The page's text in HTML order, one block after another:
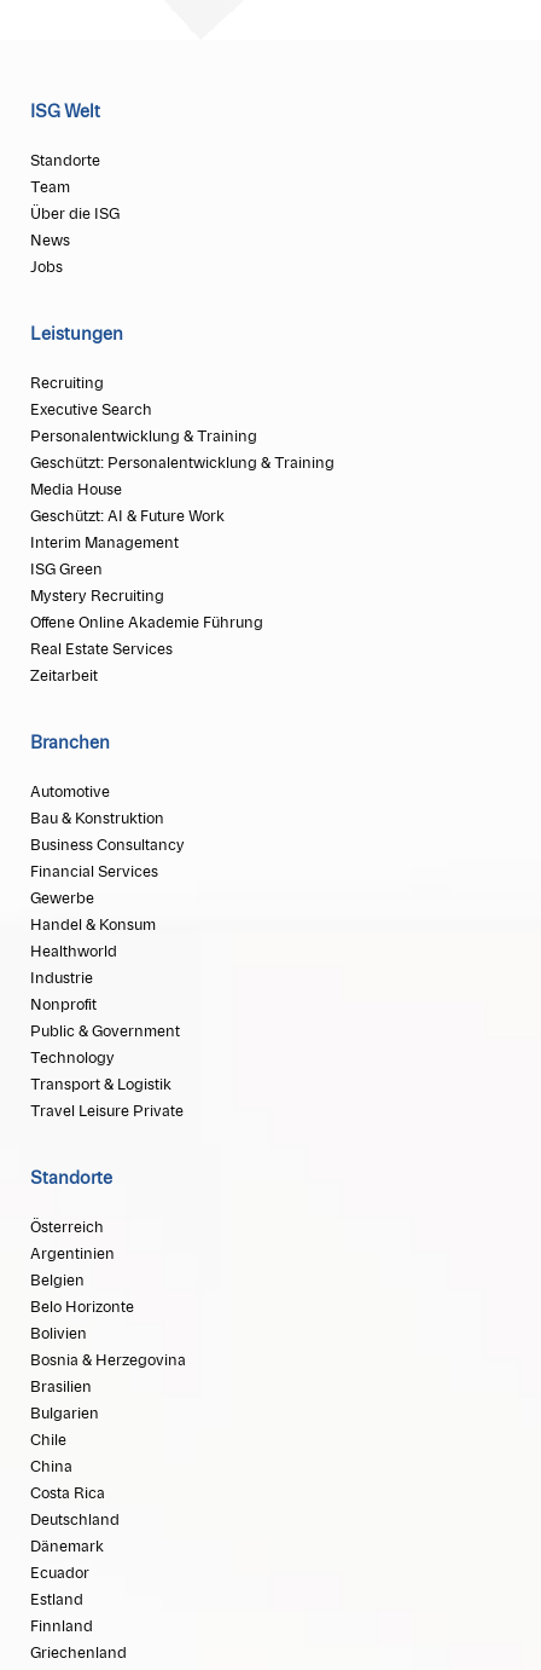
ISG Welt
Standorte
Team
Über die ISG
News
Jobs
Leistungen
Recruiting
Executive Search
Personalentwicklung & Training
Geschützt: Personalentwicklung & Training
Media House
Geschützt: AI & Future Work
Interim Management
ISG Green
Mystery Recruiting
Offene Online Akademie Führung
Real Estate Services
Zeitarbeit
Branchen
Automotive
Bau & Konstruktion
Business Consultancy
Financial Services
Gewerbe
Handel & Konsum
Healthworld
Industrie
Nonprofit
Public & Government
Technology
Transport & Logistik
Travel Leisure Private
Standorte
Österreich
Argentinien
Belgien
Belo Horizonte
Bolivien
Bosnia & Herzegovina
Brasilien
Bulgarien
Chile
China
Costa Rica
Deutschland
Dänemark
Ecuador
Estland
Finnland
Griechenland